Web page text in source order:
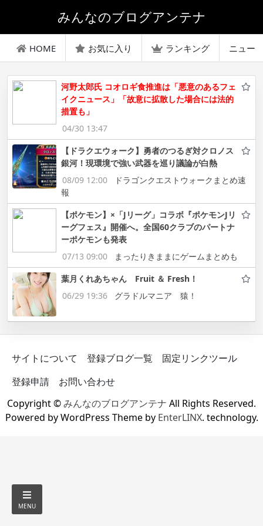
みんなのブログアンテナ
HOME お気に入り ランキング ニュー
河野太郎氏 コオロギ食推進は「悪意のあるフェ
イクニュース」「故意に拡散した場合には法的
措置も」
04/30 13:47
【ドラクエウォーク】勇者のつるぎ対クロノス
銀河！現環境で強い武器を巡り議論が白熱
08/09 12:00
ドラゴンクエストウォークまとめ速
報
【ポケモン】×「Jリーグ」コラボ『ポケモンJリ
ーグフェス』開催へ。全国60クラブのパートナ
ーポケモンも発表
07/13 09:00
まったりきままにゲームまとめも
葉月くれあちゃん Fruit ＆ Fresh！
06/29 19:36
グラドルマニア 猿！
サイトについて 登録ブログ一覧
固定リンクツール
登録申請
お問い合わせ
Copyright ©みんなのブログアンテナ All Rights Reserved.
Powered by WordPress Theme by EnterLINX. technology.
MENU